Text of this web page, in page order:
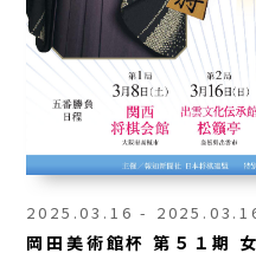
2025.03.16 -
岡田美術館杯 第５１期